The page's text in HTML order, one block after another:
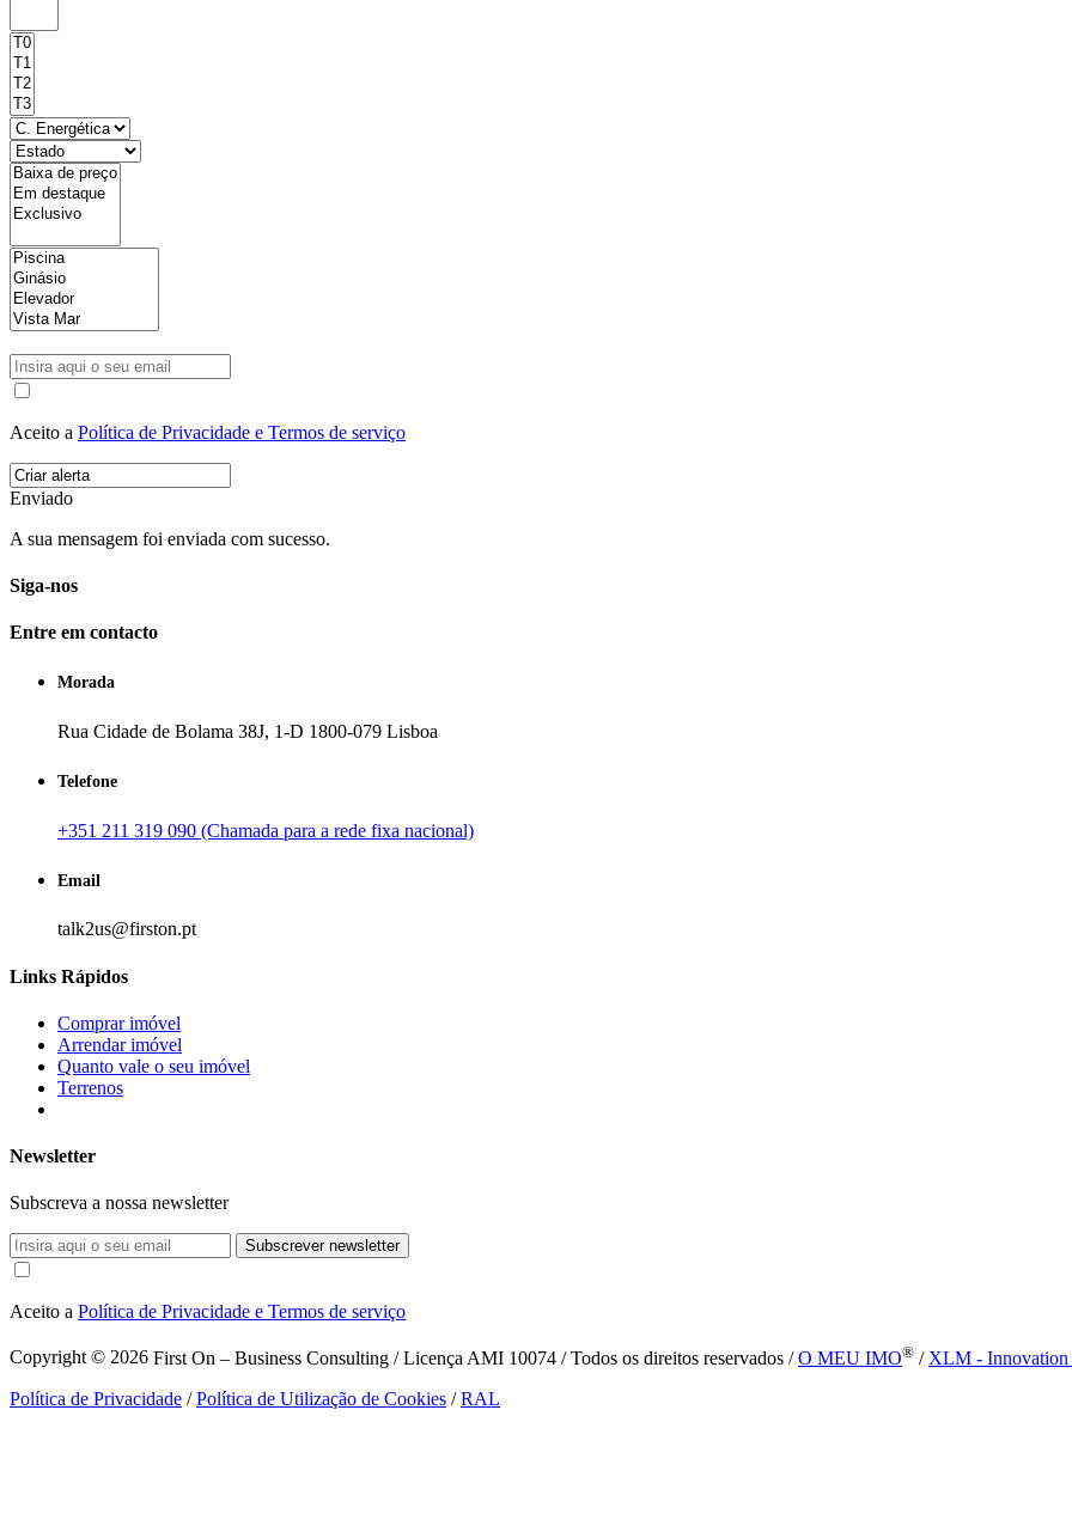
Aceito a Política de Privacidade e Termos de serviço
Enviado
A sua mensagem foi enviada com sucesso.
Siga-nos
Entre em contacto
Morada
Rua Cidade de Bolama 38J, 1-D 1800-079 Lisboa
Telefone
+351 211 319 090 (Chamada para a rede fixa nacional)
Email
talk2us@firston.pt
Links Rápidos
Comprar imóvel
Arrendar imóvel
Quanto vale o seu imóvel
Terrenos
Newsletter
Subscreva a nossa newsletter
Subscrever newsletter
Aceito a Política de Privacidade e Termos de serviço
Copyright © 2026 First On – Business Consulting / Licença AMI 10074 / Todos os direitos reservados /O MEU IMO® / XLM -
Política de Privacidade /Política de Utilização de Cookies /RAL